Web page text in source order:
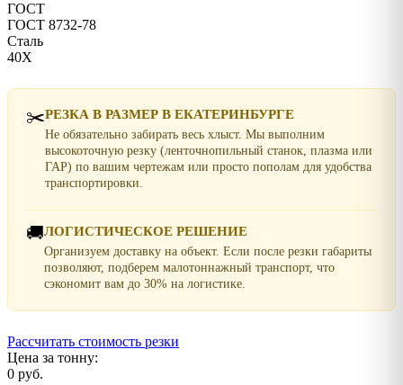
ГОСТ
ГОСТ 8732-78
Сталь
40Х
✂️РЕЗКА В РАЗМЕР В ЕКАТЕРИНБУРГЕ
Не обязательно забирать весь хлыст. Мы выполним
высокоточную резку (ленточнопильный станок, плазма или
ГАР) по вашим чертежам или просто пополам для удобства
транспортировки.
🚚ЛОГИСТИЧЕСКОЕ РЕШЕНИЕ
Организуем доставку на объект. Если после резки габариты
позволяют, подберем малотоннажный транспорт, что
сэкономит вам до 30% на логистике.
Рассчитать стоимость резки
Цена за тонну:
0 руб.